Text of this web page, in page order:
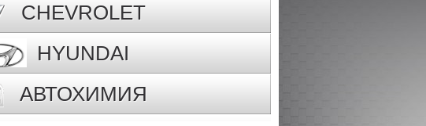
CHEVROLET
HYUNDAI
АВТОХИМИЯ